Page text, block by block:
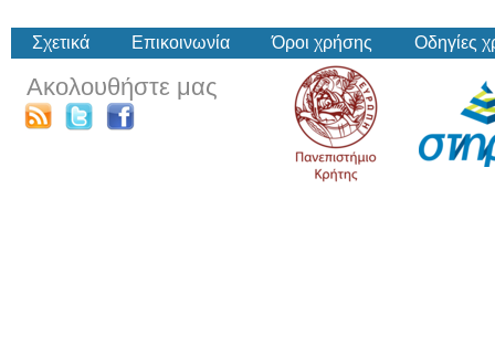
Σχετικά Επικοινωνία Όροι χρήσης Οδηγίες
Ακολουθήστε μας